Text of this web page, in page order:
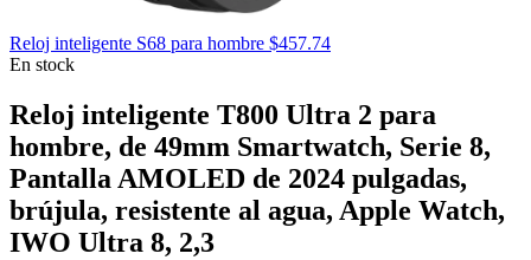
Reloj inteligente S68 para hombre $457.74
En stock
Reloj inteligente T800 Ultra 2 para
hombre, de 49mm Smartwatch, Serie 8,
Pantalla AMOLED de 2024 pulgadas,
brújula, resistente al agua, Apple Watch,
IWO Ultra 8, 2,3